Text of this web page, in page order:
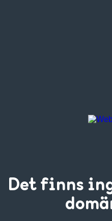
Det finns